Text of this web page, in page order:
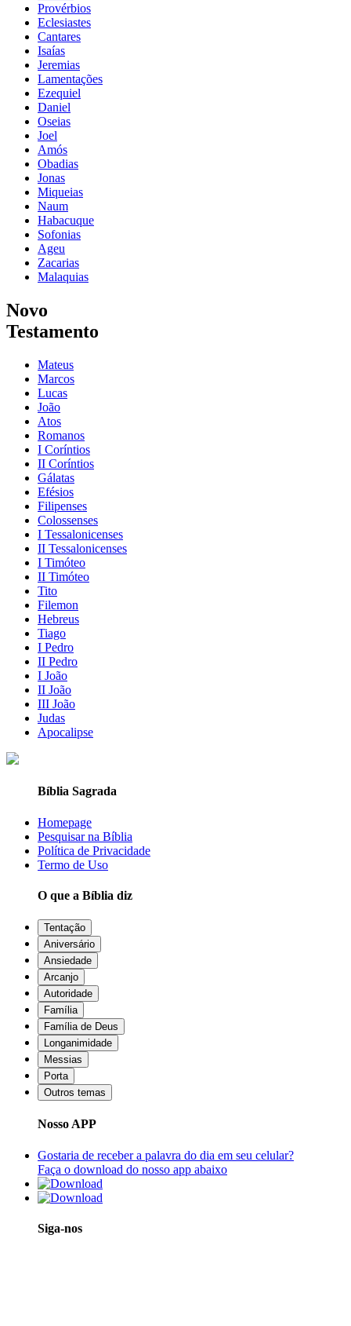
Provérbios
Eclesiastes
Cantares
Isaías
Jeremias
Lamentações
Ezequiel
Daniel
Oseias
Joel
Amós
Obadias
Jonas
Miqueias
Naum
Habacuque
Sofonias
Ageu
Zacarias
Malaquias
Novo
Testamento
Mateus
Marcos
Lucas
João
Atos
Romanos
I Coríntios
II Coríntios
Gálatas
Efésios
Filipenses
Colossenses
I Tessalonicenses
II Tessalonicenses
I Timóteo
II Timóteo
Tito
Filemon
Hebreus
Tiago
I Pedro
II Pedro
I João
II João
III João
Judas
Apocalipse
Bíblia Sagrada
Homepage
Pesquisar na Bíblia
Política de Privacidade
Termo de Uso
O que a Bíblia diz
Tentação
Aniversário
Ansiedade
Arcanjo
Autoridade
Família
Família de Deus
Longanimidade
Messias
Porta
Outros temas
Nosso APP
Gostaria de receber a palavra do dia em seu celular?
Faça o download do nosso app abaixo
Siga-nos